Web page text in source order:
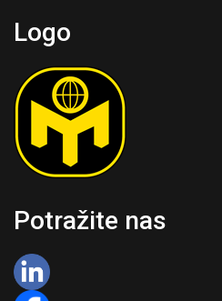
Logo
Potražite nas